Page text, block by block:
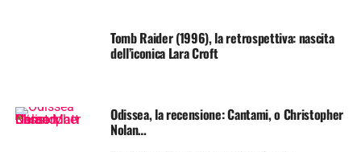
Tomb Raider (1996), la retrospettiva: nascita
dell’iconica Lara Croft
Odissea, la recensione: Cantami, o Christopher
Nolan…